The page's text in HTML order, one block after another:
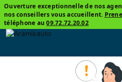
Ouverture exceptionnelle de nos
nos conseillers vous accueillent.
téléphone au09.72.72.20.02